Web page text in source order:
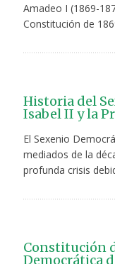
Amadeo I (1869-
Constitución de
Historia del
Isabel II y la
El Sexenio
mediados de la
profunda crisis
Constitución
Democrática